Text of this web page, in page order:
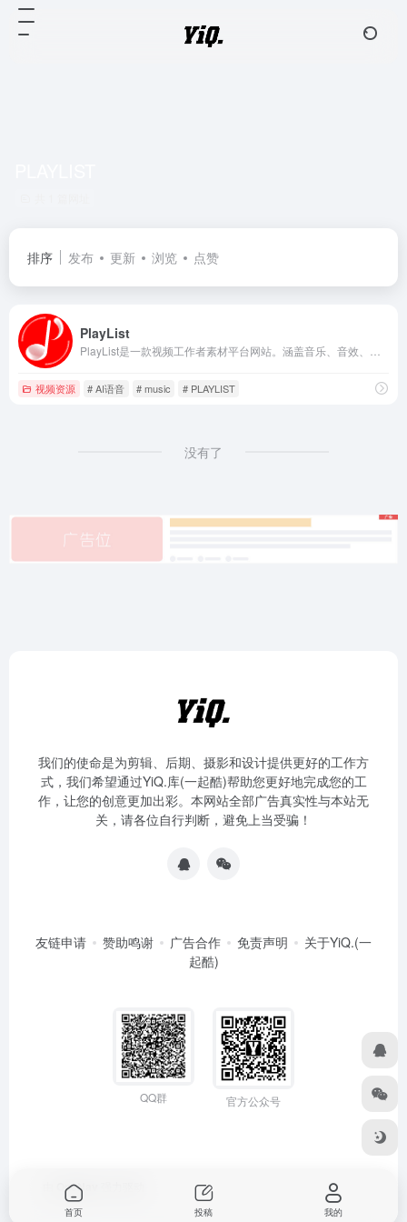
排序 发布 更新 浏览 点赞
PlayList
视频资源 # AI语音 # music # PLAYLIST
没有了
我们的使命是为剪辑、后期、摄影和设计提供更好的工作方
式，我们希望通过YiQ.库(一起酷)帮助您更好地完成您的工
作，让您的创意更加出彩。本网站全部广告真实性与本站无
关，请各位自行判断，避免上当受骗！
友链申请 赞助鸣谢 广告合作 免责声明
关于YiQ.(一
起酷)
QQ群 官方公众号
OneNav
首页 投稿 我的